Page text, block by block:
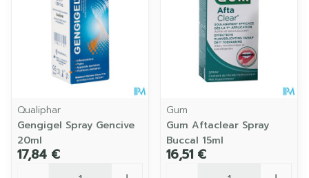
Qualiphar
Gengigel Spray Gencive
20ml
17,84 €
Gum
Gum Aftaclear Spray
Buccal 15ml
16,51 €